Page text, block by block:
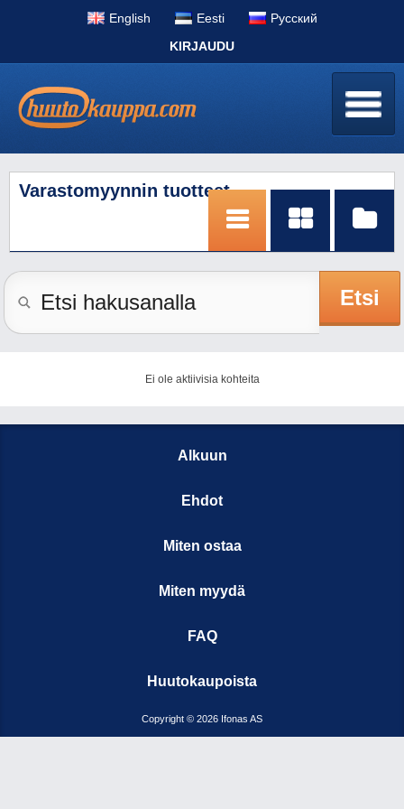
English Eesti
Pусский
Varastomyynnin tuotteet
Etsi
Ei ole aktiivisia kohteita
Alkuun
Ehdot
Miten ostaa
Miten myydä
FAQ
Huutokaupoista
Copyright © 2026 Ifonas AS